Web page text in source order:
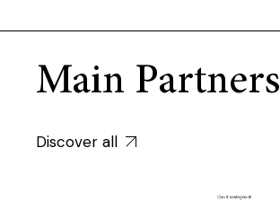
Main Partners
Discover all